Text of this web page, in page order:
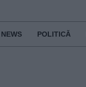
NEWS POLITICĂ